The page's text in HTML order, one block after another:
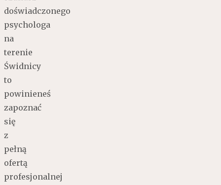
doświadczonego
psychologa
na
terenie
Świdnicy
to
powinieneś
zapoznać
się
z
pełną
ofertą
profesjonalnej